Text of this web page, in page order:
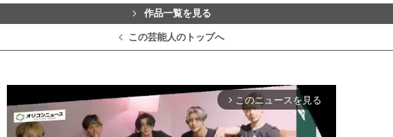
作品一覧を見る
この芸能人のトップへ
arrow_forward_ios このニュースを見る